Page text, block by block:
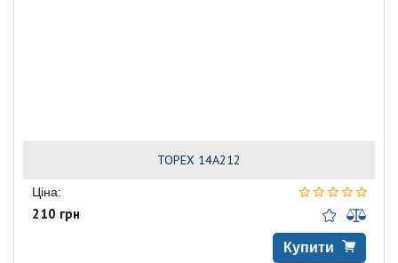
TOPEX 14A212
Ціна:
210 грн
Купити